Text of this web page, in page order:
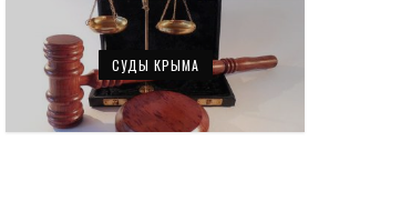
СУДЫ КРЫМА